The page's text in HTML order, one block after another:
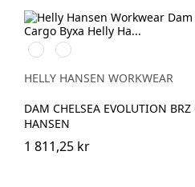
591
NAVY
991
BLACK
HELLY HANSEN WORKWEAR
DAM CHELSEA EVOLUTION BRZ
HANSEN
1 811,25 kr